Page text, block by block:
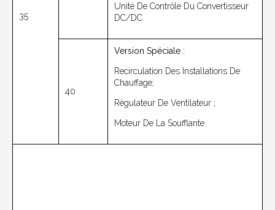
35
Unité De Contrôle Du Convertisseur
DC/DC.
40
Version Spéciale :
Recirculation Des Installations De
Chauffage;
Régulateur De Ventilateur ;
Moteur De La Soufflante.